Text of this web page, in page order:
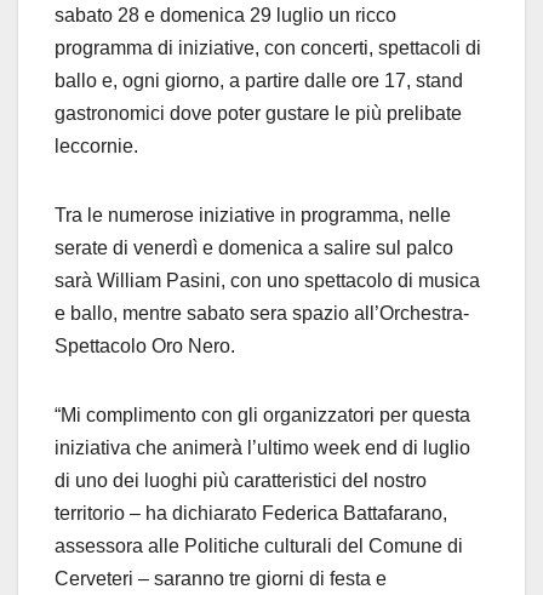
sabato 28 e domenica 29 luglio un ricco
programma di iniziative, con concerti, spettacoli di
ballo e, ogni giorno, a partire dalle ore 17, stand
gastronomici dove poter gustare le più prelibate
leccornie.
Tra le numerose iniziative in programma, nelle
serate di venerdì e domenica a salire sul palco
sarà William Pasini, con uno spettacolo di musica
e ballo, mentre sabato sera spazio all’Orchestra-
Spettacolo Oro Nero.
“Mi complimento con gli organizzatori per questa
iniziativa che animerà l’ultimo week end di luglio
di uno dei luoghi più caratteristici del nostro
territorio – ha dichiarato Federica Battafarano,
assessora alle Politiche culturali del Comune di
Cerveteri – saranno tre giorni di festa e